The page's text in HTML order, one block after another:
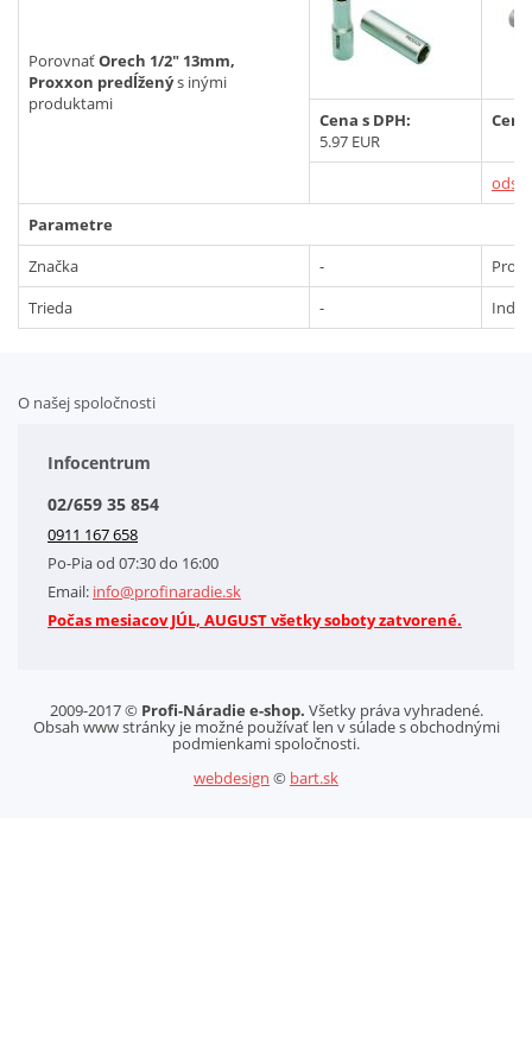
PorovnaťOrech 1/2" 13mm,
Proxxon predĺženýs inými
produktami
Cena s DPH:
5.97 EUR
Parametre
Značka
-
Trieda
-
O našej spoločnosti
Obchodné podmienky
Kontakt
Letáky na stiahnutie
GDPR-Informácie o spracovaní osobných údajov HQ Tools, spol. s r. o.
Cookies
Infocentrum
02/659 35 854
0911 167 658
Po-Pia od 07:30 do 16:00
Email: info@profinaradie.sk
Počas mesiacov JÚL, AUGUST všetky soboty zatvorené.
2009-2017 © Profi-Náradie e-shop. Všetky práva vyhradené.
Obsah www stránky je možné používať len v súlade s obchodnými
podmienkami spoločnosti.
webdesign © bart.sk